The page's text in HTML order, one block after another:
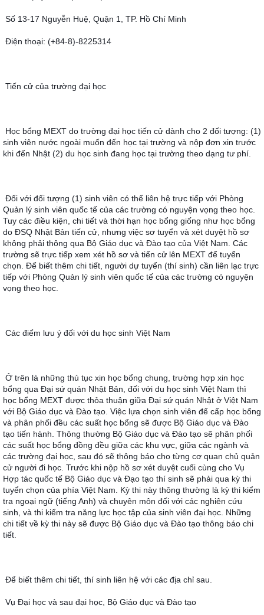
Số 13-17 Nguyễn Huệ, Quận 1, TP. Hồ Chí Minh
Ðiện thoại: (+84-8)-8225314
Tiến cử của trường đại học
Học bổng MEXT do trường đại học tiến cử dành cho 2 đối tượng: (1)
sinh viên nước ngoài muốn đến học tại trường và nộp đơn xin trước
khi đến Nhật (2) du học sinh đang học tại trường theo dạng tư phí.
Đối với đối tượng (1) sinh viên có thể liên hệ trực tiếp với Phòng
Quản lý sinh viên quốc tế của các trường có nguyện vọng theo học.
Tuy các điều kiện, chi tiết và thời hạn học bổng giống như học bổng
do ĐSQ Nhật Bản tiến cử, nhưng việc sơ tuyển và xét duyệt hồ sơ
không phải thông qua Bộ Giáo dục và Đào tạo của Việt Nam. Các
trường sẽ trực tiếp xem xét hồ sơ và tiến cử lên MEXT để tuyển
chọn. Để biết thêm chi tiết, người dự tuyển (thí sinh) cần liên lạc trực
tiếp với Phòng Quản lý sinh viên quốc tế của các trường có nguyện
vọng theo học.
Các điểm lưu ý đối với du học sinh Việt Nam
Ở trên là những thủ tục xin học bổng chung, trường hợp xin học
bổng qua Ðại sứ quán Nhật Bản, đối với du học sinh Việt Nam thì
học bổng MEXT được thỏa thuận giữa Ðại sứ quán Nhật ở Việt Nam
với Bộ Giáo dục và Ðào tạo. Việc lựa chọn sinh viên để cấp học bổng
và phân phối đều các suất học bổng sẽ được Bộ Giáo dục và Ðào
tạo tiến hành. Thông thường Bộ Giáo dục và Ðào tạo sẽ phân phối
các suất học bổng đồng đều giữa các khu vực, giữa các ngành và
các trường đại học, sau đó sẽ thông báo cho từng cơ quan chủ quản
cử người đi học. Trước khi nộp hồ sơ xét duyệt cuối cùng cho Vụ
Hợp tác quốc tế Bộ Giáo dục và Đạo tạo thí sinh sẽ phải qua kỳ thi
tuyển chọn của phía Việt Nam. Kỳ thi này thông thường là kỳ thi kiểm
tra ngoại ngữ (tiếng Anh) và chuyên môn đối với các nghiên cứu
sinh, và thi kiểm tra năng lực học tập của sinh viên đại học. Những
chi tiết về kỳ thi này sẽ được Bộ Giáo dục và Đào tạo thông báo chi
tiết.
Để biết thêm chi tiết, thí sinh liên hệ với các địa chỉ sau.
Vụ Đại học và sau đại học, Bộ Giáo dục và Ðào tạo